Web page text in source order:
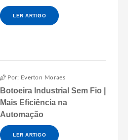
LER ARTIGO
Por: Everton Moraes
Botoeira Industrial Sem Fio |
Mais Eficiência na
Automação
LER ARTIGO